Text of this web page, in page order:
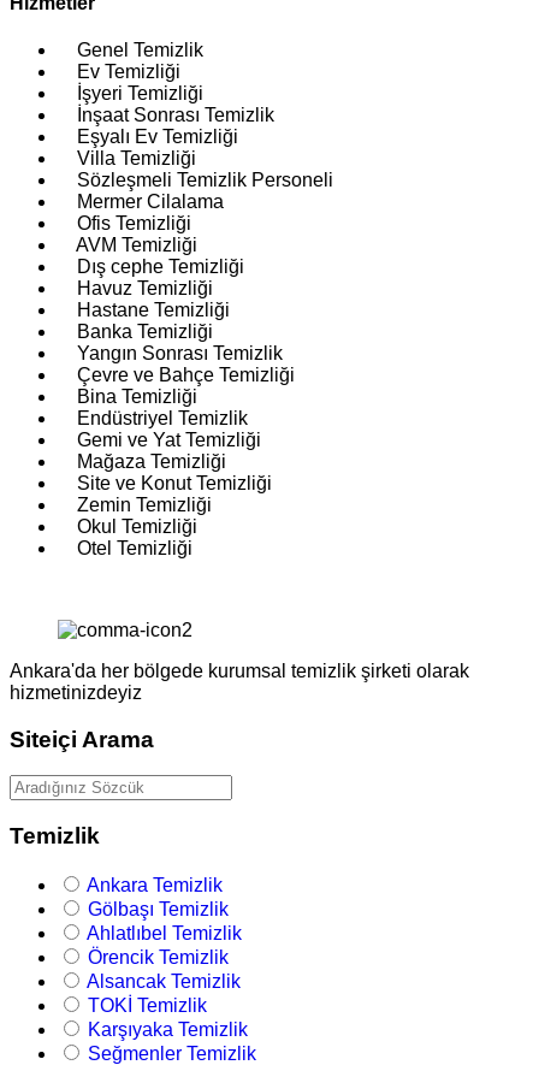
Genel Temizlik
Ev Temizliği
İşyeri Temizliği
İnşaat Sonrası Temizlik
Eşyalı Ev Temizliği
Villa Temizliği
Sözleşmeli Temizlik Personeli
Mermer Cilalama
Ofis Temizliği
AVM Temizliği
Dış cephe Temizliği
Havuz Temizliği
Hastane Temizliği
Banka Temizliği
Yangın Sonrası Temizlik
Çevre ve Bahçe Temizliği
Bina Temizliği
Endüstriyel Temizlik
Gemi ve Yat Temizliği
Mağaza Temizliği
Site ve Konut Temizliği
Zemin Temizliği
Okul Temizliği
Otel Temizliği
Ankara'da her bölgede kurumsal temizlik şirketi olarak
hizmetinizdeyiz
Siteiçi Arama
Temizlik
Ankara Temizlik
Gölbaşı Temizlik
Ahlatlıbel Temizlik
Örencik Temizlik
Alsancak Temizlik
TOKİ Temizlik
Karşıyaka Temizlik
Seğmenler Temizlik